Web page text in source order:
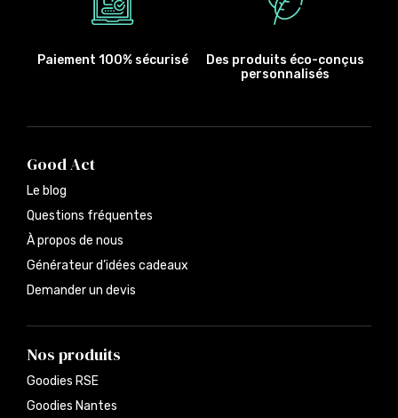
Paiement 100% sécurisé
Des produits éco-conçus
personnalisés
Good Act
Le blog
Questions fréquentes
À propos de nous
Générateur d’idées cadeaux
Demander un devis
Nos produits
Goodies RSE
Goodies Nantes